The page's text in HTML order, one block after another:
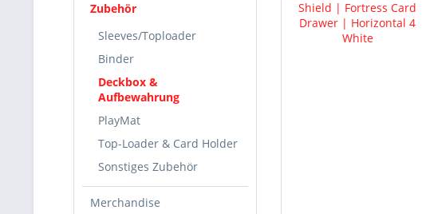
Zubehör
Sleeves/Toploader
Binder
Deckbox &
Aufbewahrung
PlayMat
Top-Loader & Card Holder
Sonstiges Zubehör
Merchandise